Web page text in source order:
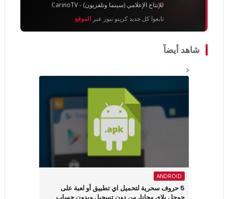
للإنتاج الإعلامي (سينما وتلفزيون) - CarinoTV
تابعوا كل جديد كرينو نيوز عبر الموقع
شاهد أيضاً
ANDROID
5 حروف سحرية لتحميل اي تطبيق أو لعبة على